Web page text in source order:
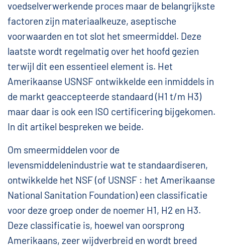
voedselverwerkende proces maar de belangrijkste
factoren zijn materiaalkeuze, aseptische
voorwaarden en tot slot het smeermiddel. Deze
laatste wordt regelmatig over het hoofd gezien
terwijl dit een essentieel element is. Het
Amerikaanse USNSF ontwikkelde een inmiddels in
de markt geaccepteerde standaard (H1 t/m H3)
maar daar is ook een ISO certificering bijgekomen.
In dit artikel bespreken we beide.
Om smeermiddelen voor de
levensmiddelenindustrie wat te standaardiseren,
ontwikkelde het NSF (of USNSF : het Amerikaanse
National Sanitation Foundation) een classificatie
voor deze groep onder de noemer H1, H2 en H3.
Deze classificatie is, hoewel van oorsprong
Amerikaans, zeer wijdverbreid en wordt breed